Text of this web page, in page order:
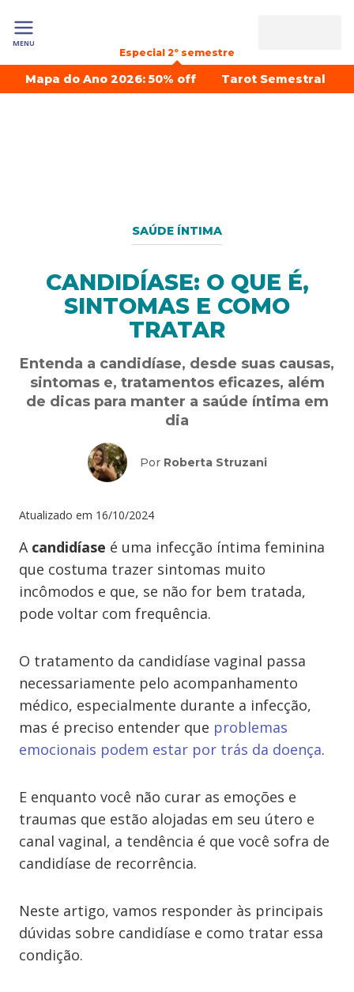
MENU
Especial 2º semestre
Mapa do Ano 2026: 50% off Tarot Semestral
SAÚDE ÍNTIMA
CANDIDÍASE: O QUE É,
SINTOMAS E COMO
TRATAR
Entenda a candidíase, desde suas causas,
sintomas e, tratamentos eficazes, além
de dicas para manter a saúde íntima em
dia
Por Roberta Struzani
Atualizado em 16/10/2024
A candidíase é uma infecção íntima feminina
que costuma trazer sintomas muito
incômodos e que, se não for bem tratada,
pode voltar com frequência.
O tratamento da candidíase vaginal passa
necessariamente pelo acompanhamento
médico, especialmente durante a infecção,
mas é preciso entender que problemas
emocionais podem estar por trás da doença.
E enquanto você não curar as emoções e
traumas que estão alojadas em seu útero e
canal vaginal, a tendência é que você sofra de
candidíase de recorrência.
Neste artigo, vamos responder às principais
dúvidas sobre candidíase e como tratar essa
condição.